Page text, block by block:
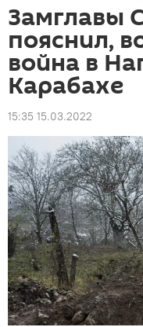
Замглавы
пояснил,
война в
Карабахе
15:35 15.03.2022